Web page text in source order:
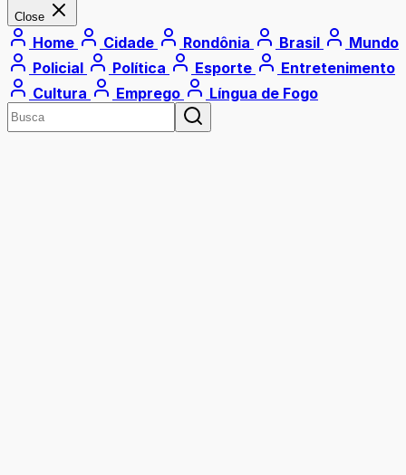
Close
Home Cidade Rondônia Brasil
Mundo
Policial
Política Esporte
Entretenimento
Cultura
Emprego Língua de Fogo